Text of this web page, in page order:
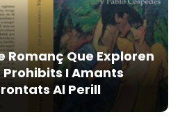
Romanç Que Exploren
Prohibits I Amants
Al Perill